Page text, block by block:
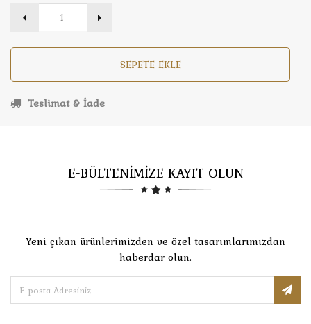
SEPETE EKLE
Teslimat & İade
E-BÜLTENİMİZE KAYIT OLUN
Yeni çıkan ürünlerimizden ve özel tasarımlarımızdan
haberdar olun.